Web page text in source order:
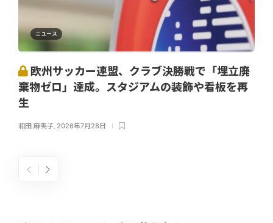
ニュース
欧州サッカー連盟、クラブ決勝戦で「埋立廃
棄物ゼロ」達成。スタジアムの装飾や看板を再
生
和田 麻美子, 2026年7月28日